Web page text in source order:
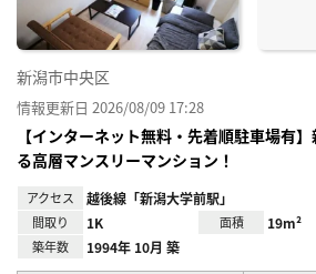
新潟市中央区
情報更新日 2026/08/09 17:28
【インターネット無料・先着順駐車場有
る高層マンスリーマンション！
アクセス 越後線「新潟大学前駅」
間取り 1K 面積 19m²
築年数 1994年 10月 築